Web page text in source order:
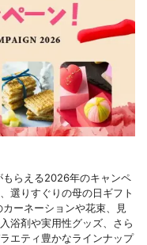
らえる2026年のキャンペ
選りすぐりの母の日ギフト
ーネーションや花束、見
浴剤や実用性グッズ、さら
エティ豊かなラインナップ